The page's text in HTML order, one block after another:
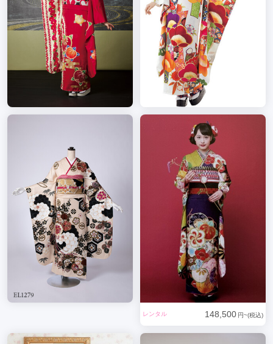
レンタル 148,500 円~(税込)